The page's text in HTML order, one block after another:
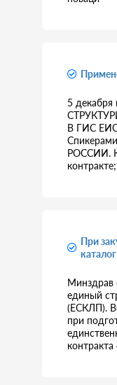
5
В ГИС
РОССИИ.
При
Минздрав
единый
(ЕСКЛП).
при